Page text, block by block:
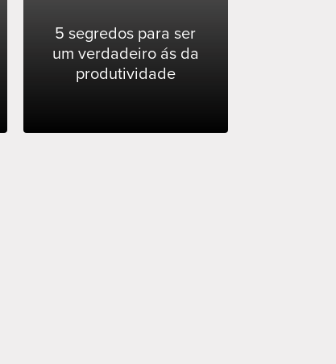
5 segredos para ser
um verdadeiro ás da
produtividade